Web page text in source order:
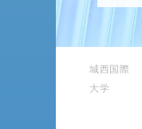
城西国際
大学